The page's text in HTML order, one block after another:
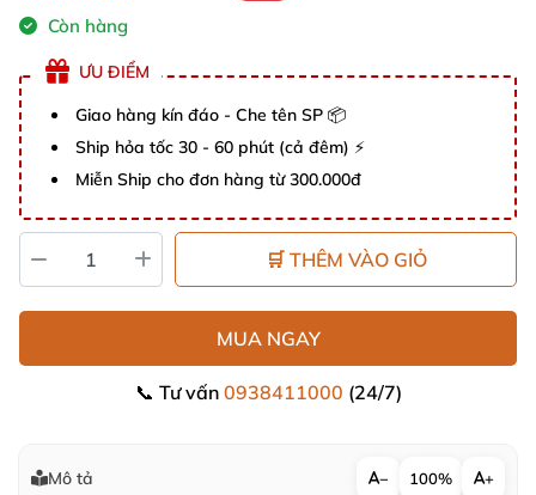
Còn hàng
ƯU ĐIỂM
Giao hàng kín đáo - Che tên SP 📦
Ship hỏa tốc 30 - 60 phút (cả đêm) ⚡
Miễn Ship cho đơn hàng từ 300.000đ
🛒 THÊM VÀO GIỎ
MUA NGAY
📞 Tư vấn 0938411000 (24/7)
Mô tả − 100% +